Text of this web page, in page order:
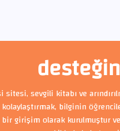
sitesi, sevgili kitabı ve
bilginin
bir girişim olarak kurulmuştur